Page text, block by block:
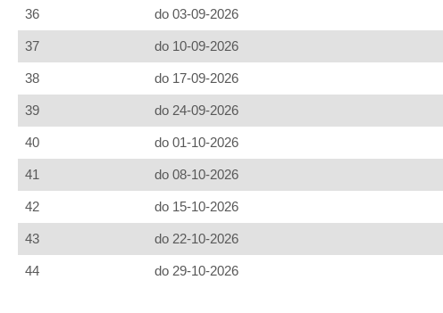
36 do 03-09-2026
37 do 10-09-2026
38 do 17-09-2026
39 do 24-09-2026
40 do 01-10-2026
41 do 08-10-2026
42 do 15-10-2026
43 do 22-10-2026
44 do 29-10-2026